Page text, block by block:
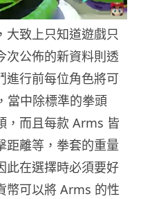
大致上只知道遊戲只
次公佈的新資料則透
進行前每位角色將可
當中除標準的拳頭
，而且每款 Arms 皆
距離等，拳套的重量
此在選擇時必須要好
幣可以將 Arms 的性